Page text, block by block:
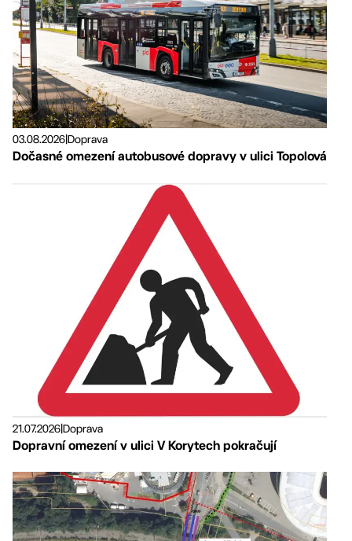
03.08.2026Doprava
Dočasné omezení autobusové dopravy v ulici Topolová
21.07.2026Doprava
Dopravní omezení v ulici V Korytech pokračují